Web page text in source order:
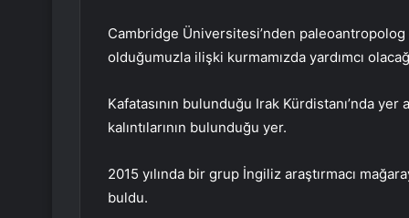
Cambridge Üniversitesi’nden paleoantropolog
olduğumuzla ilişki kurmamızda yardımcı
Kafatasının bulunduğu Irak Kürdistanı’nda
kalıntılarının bulunduğu yer.
2015 yılında bir grup İngiliz araştırmacı
buldu.